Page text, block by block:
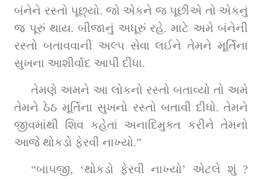
બંનેને રસ્તો પૂછ્યો. જો એકને જ પૂછીએ તો એકનું
જ પૂરું થાય. બીજાનું અધૂરું રહે. માટે અમે બંનેની
રસ્તો બતાવવાની અલ્પ સેવા લઈને તેમને મૂર્તિના
સુખના આશીર્વાદ આપી દીધા.
તેમણે અમને આ લોકનો રસ્તો બતાવ્યો તો અમે
તેમને ઠેઠ મૂર્તિના સુખનો રસ્તો બતાવી દીધો. તેમને
જીવમાંથી શિવ કહેતાં અનાદિમુક્ત કરીને તેમનો
આજે થોકડો ફેરવી નાખ્યો.”
“બા૫જી, ‘થોકડો ફેરવી નાખ્યો’ એટલે શું ?